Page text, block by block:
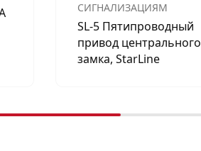
СИГНАЛИЗАЦИЯМ
SL-5 Пятипроводный
привод центрального
замка, StarLine